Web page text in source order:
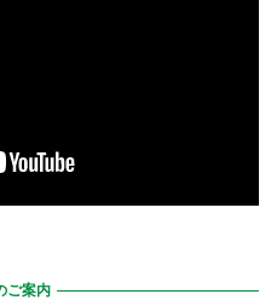
ご案内